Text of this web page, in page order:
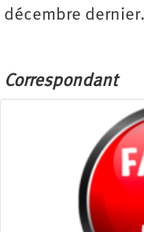
décembre dernier.
Correspondant